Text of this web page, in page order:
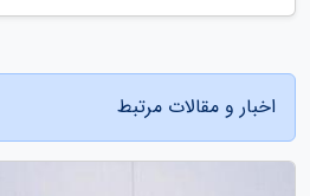
اخبار و مقالات مرتبط